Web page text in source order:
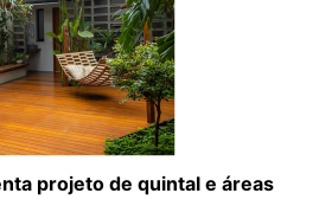
projeto de quintal e áreas